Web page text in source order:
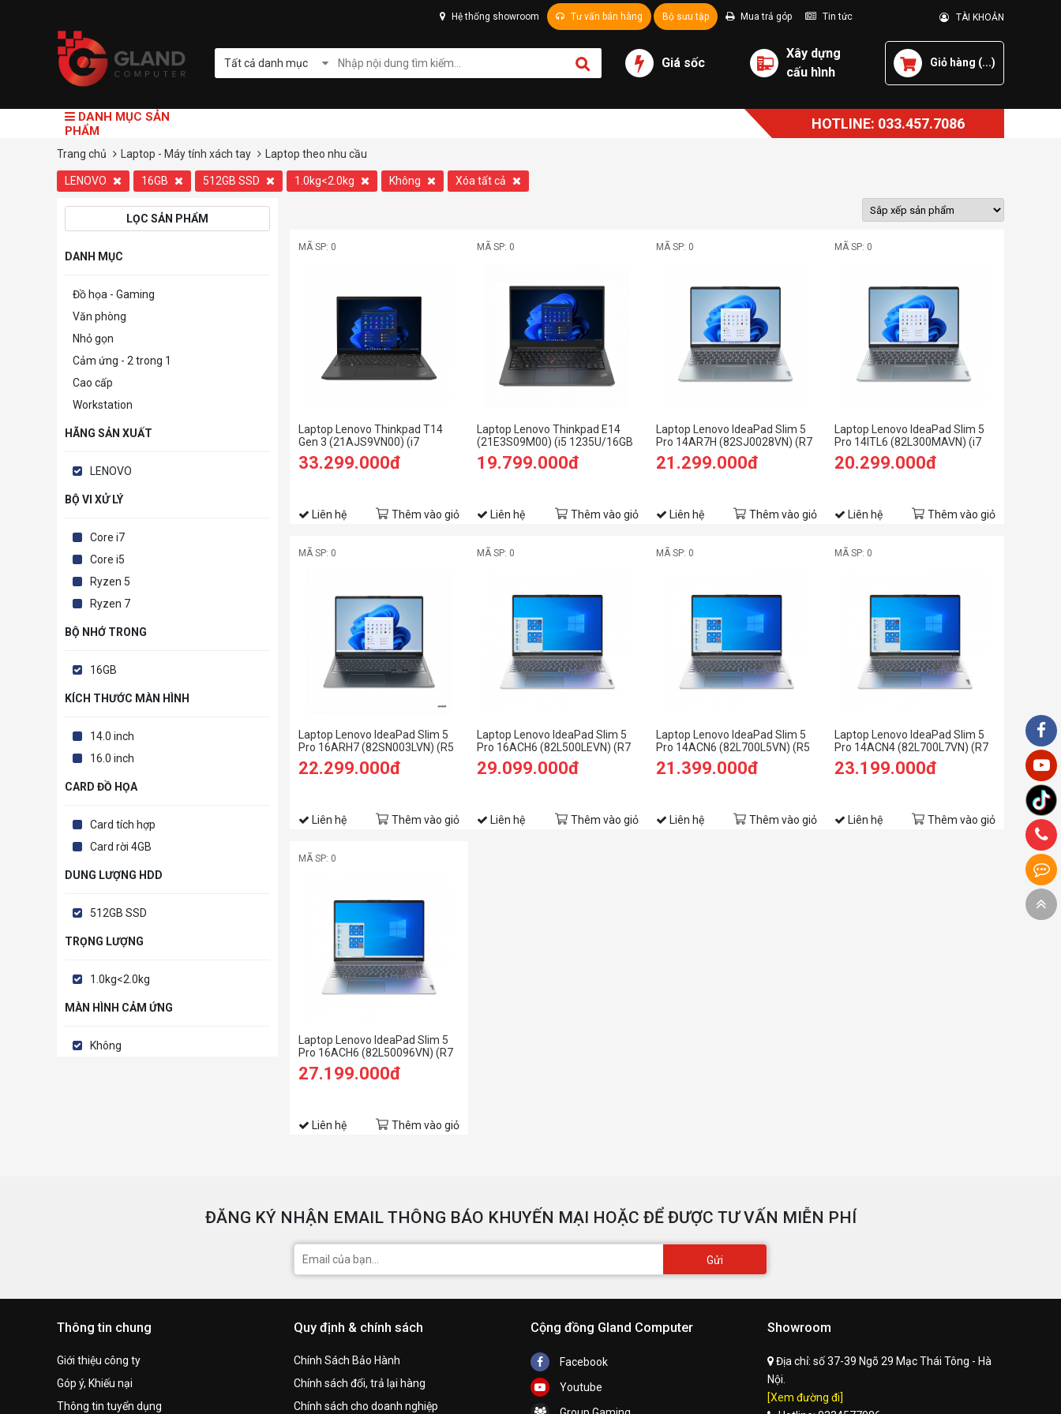
Hệ thống showroom Tư vấn bán hàng Bộ sưu tập Mua trả góp Tin tức TÀI KHOẢN
Tất cả danh mục Giá sốc
Xây dựng
cấu hình
Giỏ hàng (...)
DANH MỤC SẢN
PHẨM
HOTLINE: 033.457.7086
Trang chủ Laptop - Máy tính xách tay Laptop theo nhu cầu
LENOVO 16GB 512GB SSD 1.0kg<2.0kg Không Xóa tất cả
LỌC SẢN PHẨM
DANH MỤC
Đồ họa - Gaming
Văn phòng
Nhỏ gọn
Cảm ứng - 2 trong 1
Cao cấp
Workstation
HÃNG SẢN XUẤT
LENOVO
BỘ VI XỬ LÝ
Core i7
Core i5
Ryzen 5
Ryzen 7
BỘ NHỚ TRONG
16GB
KÍCH THƯỚC MÀN HÌNH
14.0 inch
16.0 inch
CARD ĐỒ HỌA
Card tích hợp
Card rời 4GB
DUNG LƯỢNG HDD
512GB SSD
TRỌNG LƯỢNG
1.0kg<2.0kg
MÀN HÌNH CẢM ỨNG
Không
MÃ SP: 0
Laptop Lenovo Thinkpad T14
Gen 3 (21AJS9VN00) (i7
1255U/16GB RAM/512GB
SSD/14 WUXGA/Dos/Đen)
33.299.000đ
Liên hệ Thêm vào giỏ
MÃ SP: 0
Laptop Lenovo Thinkpad E14
(21E3S09M00) (i5 1235U/16GB
RAM/512GB SSD/14.0
FHD/Dos/ Đen)
19.799.000đ
Liên hệ Thêm vào giỏ
MÃ SP: 0
Laptop Lenovo IdeaPad Slim 5
Pro 14AR7H (82SJ0028VN) (R7
6800HS/16GB RAM/512GB
SSD/14 2.8K/Win11/Xám)
21.299.000đ
Liên hệ Thêm vào giỏ
MÃ SP: 0
Laptop Lenovo IdeaPad Slim 5
Pro 14ITL6 (82L300MAVN) (i7
1195G7/16GB RAM/512GB
SSD/14 2.2K/Win11/Xám)
20.299.000đ
Liên hệ Thêm vào giỏ
MÃ SP: 0
Laptop Lenovo IdeaPad Slim 5
Pro 16ARH7 (82SN003LVN) (R5
6600HS/16GB RAM/512GB
SSD/16 WQXGA
22.299.000đ
Liên hệ Thêm vào giỏ
MÃ SP: 0
Laptop Lenovo IdeaPad Slim 5
Pro 16ACH6 (82L500LEVN) (R7
5800H/16GB RAM/512GB
SSD/16 WQXGA/RTX3050
29.099.000đ
Liên hệ Thêm vào giỏ
MÃ SP: 0
Laptop Lenovo IdeaPad Slim 5
Pro 14ACN6 (82L700L5VN) (R5
5600U/16GB RAM/512GB
SSD/14 2.2K/Win11/Xám)
21.399.000đ
Liên hệ Thêm vào giỏ
MÃ SP: 0
Laptop Lenovo IdeaPad Slim 5
Pro 14ACN4 (82L700L7VN) (R7
5800U/16GB RAM/512GB
SSD/14 2.2K/Win11/Xám)
23.199.000đ
Liên hệ Thêm vào giỏ
MÃ SP: 0
Laptop Lenovo IdeaPad Slim 5
Pro 16ACH6 (82L50096VN) (R7
5800H/16GB RAM/512GB
SSD/16 WQXGA 120Hz/GTX
27.199.000đ
Liên hệ Thêm vào giỏ
ĐĂNG KÝ NHẬN EMAIL THÔNG BÁO KHUYẾN MẠI HOẶC ĐỂ ĐƯỢC TƯ VẤN MIỄN PHÍ
Gửi
Thông tin chung
Giới thiệu công ty
Góp ý, Khiếu nại
Thông tin tuyển dụng
Quy định & chính sách
Chính Sách Bảo Hành
Chính sách đổi, trả lại hàng
Chính sách cho doanh nghiệp
Cộng đồng Gland Computer
Facebook
Youtube
Showroom
Địa chỉ: số 37-39 Ngõ 29 Mạc Thái Tông - Hà
Nội.
[Xem đường đi]